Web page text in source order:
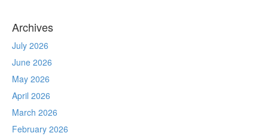
Archives
July 2026
June 2026
May 2026
April 2026
March 2026
February 2026